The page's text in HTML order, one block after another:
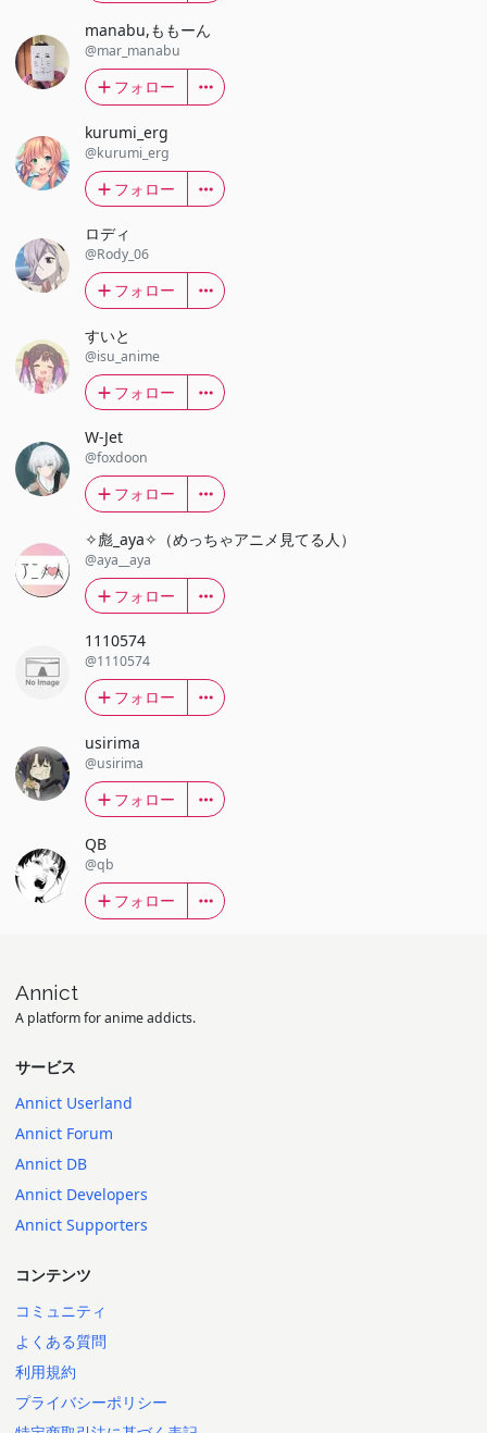
manabu,ももーん
@mar_manabu
フォロー
kurumi_erg
@kurumi_erg
フォロー
ロディ
@Rody_06
フォロー
すいと
@isu_anime
フォロー
W-Jet
@foxdoon
フォロー
✧彪_aya✧（めっちゃアニメ見てる人）
@aya__aya
フォロー
1110574
@1110574
フォロー
usirima
@usirima
フォロー
QB
@qb
フォロー
Annict
A platform for anime addicts.
サービス
Annict Userland
Annict Forum
Annict DB
Annict Developers
Annict Supporters
コンテンツ
コミュニティ
よくある質問
利用規約
プライバシーポリシー